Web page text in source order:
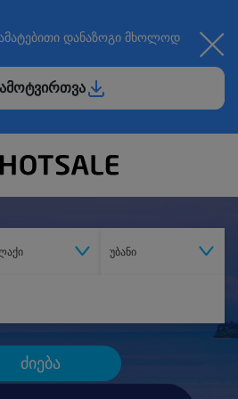
დანაზოგი მხოლოდ
უბანი
ძიება